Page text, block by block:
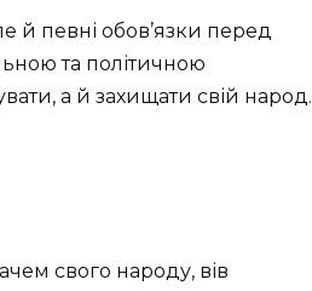
й певні обов’язки перед
та політичною
а й захищати свій народ.
свого народу, вів